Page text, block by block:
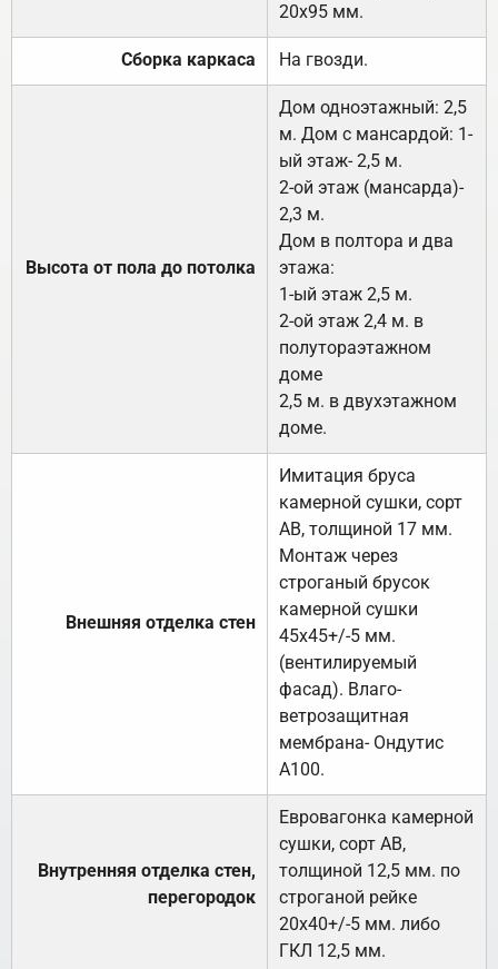
20х95 мм.
Сборка каркаса На гвозди.
Высота от пола до потолка
Дом одноэтажный: 2,5
м. Дом с мансардой: 1-
ый этаж- 2,5 м.
2-ой этаж (мансарда)-
2,3 м.
Дом в полтора и два
этажа:
1-ый этаж 2,5 м.
2-ой этаж 2,4 м. в
полутораэтажном
доме
2,5 м. в двухэтажном
доме.
Внешняя отделка стен
Имитация бруса
камерной сушки, сорт
АВ, толщиной 17 мм.
Монтаж через
строганый брусок
камерной сушки
45х45+/-5 мм.
(вентилируемый
фасад). Влаго-
ветрозащитная
мембрана- Ондутис
А100.
Внутренняя отделка стен,
перегородок
Евровагонка камерной
сушки, сорт АВ,
толщиной 12,5 мм. по
строганой рейке
20х40+/-5 мм. либо
ГКЛ 12,5 мм.